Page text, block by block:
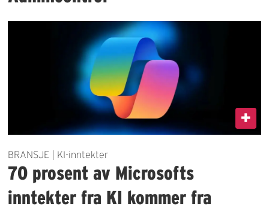
BRANSJE | KI-inntekter
70 prosent av Microsofts
inntekter fra KI kommer fra